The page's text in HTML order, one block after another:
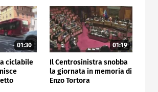
01:30
ciclabile
01:19
Il Centrosinistra snobba
la giornata in memoria di
Enzo Tortora